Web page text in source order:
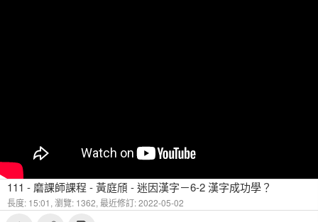
111 - 磨課師課程 - 黃庭頎 - 迷因漢字－6-2 漢字成功學？
長度: 15:01, 瀏覽: 1362, 最近修訂: 2022-05-02